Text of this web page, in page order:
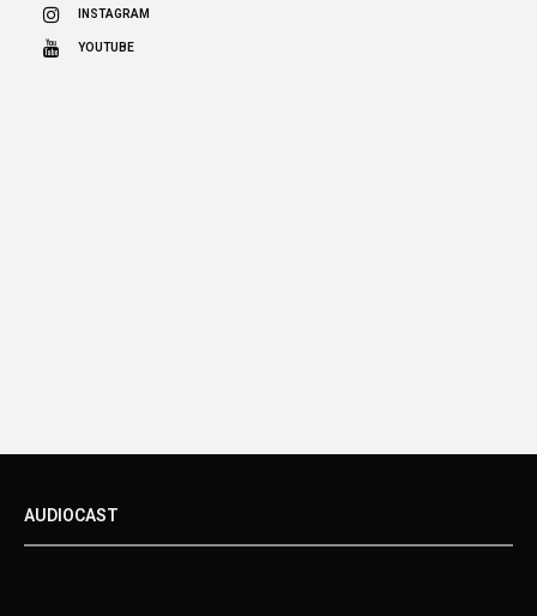
INSTAGRAM
YOUTUBE
AUDIOCAST